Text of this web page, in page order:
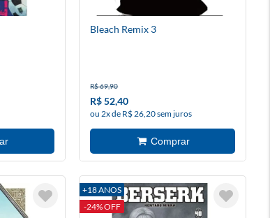
Bleach Remix 3
R$ 69,90
R$ 52,40
ou 2x de R$ 26,20 sem juros
+18 ANOS
-24% OFF